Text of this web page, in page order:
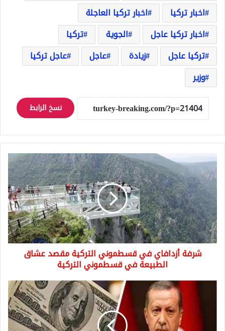
اخبار تركيا
اخبار تركيا العاجلة
اخبار تركيا عاجل
الجوية
تركيا
تركيا عاجل
زيادة عاجل
عاجل تركيا
وزير
نسخ الرابط
شرفة
أزدافاي
في
قسطموني
التركية
مقصد
عشاق
الطبيعة
في
قسطموني
شرفة أزدافاي في قسطموني التركية مقصد عشاق
الطبيعة في قسطموني التركية